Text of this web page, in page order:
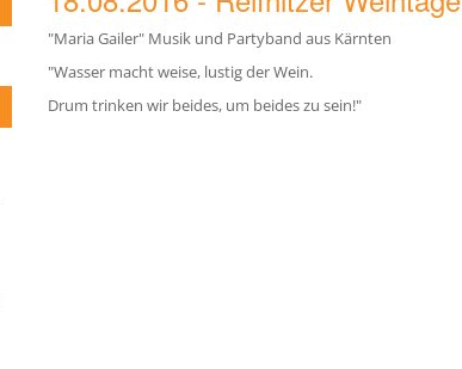
"Maria Gailer" Musik und Partyband aus Kärnten
"Wasser macht weise, lustig der Wein.
Drum trinken wir beides, um beides zu sein!"